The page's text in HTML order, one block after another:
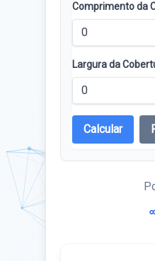
Comprimento da
Largura da
Calcular